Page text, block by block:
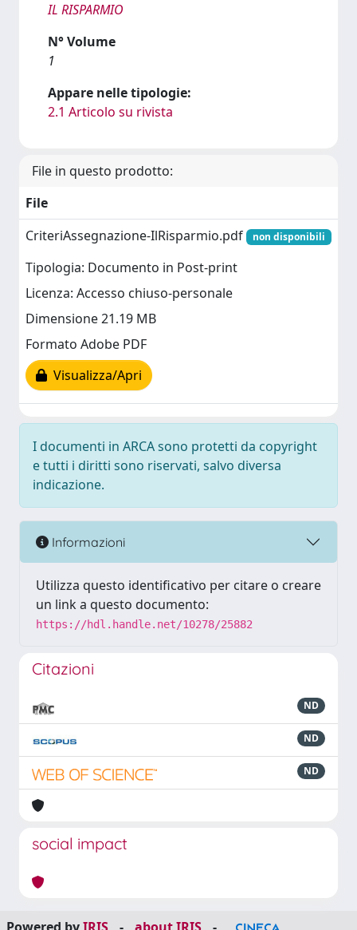
IL RISPARMIO
N° Volume
1
Appare nelle tipologie:
2.1 Articolo su rivista
File in questo prodotto:
File
CriteriAssegnazione-IlRisparmio.pdf
non disponibili
Tipologia: Documento in Post-print
Licenza: Accesso chiuso-personale
Dimensione 21.19 MB
Formato Adobe PDF
Visualizza/Apri
I documenti in ARCA sono protetti da copyright
e tutti i diritti sono riservati, salvo diversa
indicazione.
Informazioni
Utilizza questo identificativo per citare o creare
un link a questo documento:
https://hdl.handle.net/10278/25882
Citazioni
ND
ND
ND
social impact